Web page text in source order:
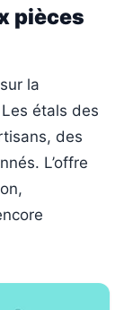
pièces
la
étals des
des
L’offre